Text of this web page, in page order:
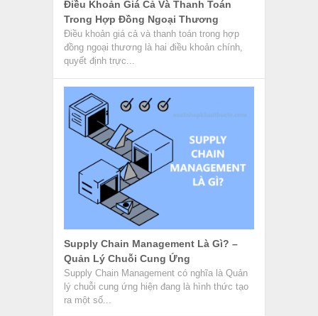
Điều Khoản Giá Cả Và Thanh Toán
Trong Hợp Đồng Ngoại Thương
Điều khoản giá cả và thanh toán trong hợp
đồng ngoại thương là hai điều khoản chính,
quyết định trực...
Supply Chain Management Là Gì? –
Quản Lý Chuỗi Cung Ứng
Supply Chain Management có nghĩa là Quản
lý chuỗi cung ứng hiện đang là hình thức tạo
ra một số...